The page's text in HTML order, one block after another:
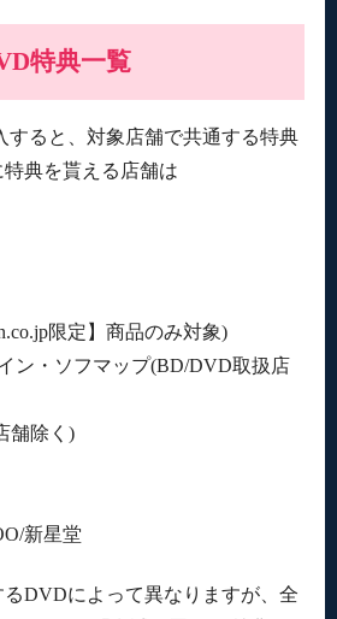
特典一覧
すると、対象店舗で共通する特典
典を貰える店舗は
限定】商品のみ対象)
ン・ソフマップ(BD/DVD取扱店
舗除く)
新星堂
DVDによって異なりますが、全